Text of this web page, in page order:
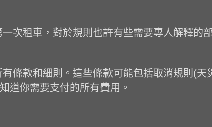
次租車，對於規則也許有些需要專人解釋的
條款和細則。這些條款可能包括取消規則(天
道你需要支付的所有費用。